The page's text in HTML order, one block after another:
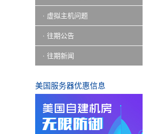
· 虚拟主机问题
· 往期公告
· 往期新闻
美国服务器优惠信息